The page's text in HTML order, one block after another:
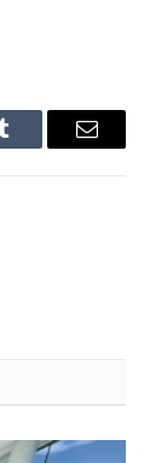
Tumblr Email